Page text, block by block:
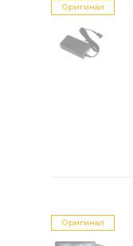
Оригинал
Оригинал